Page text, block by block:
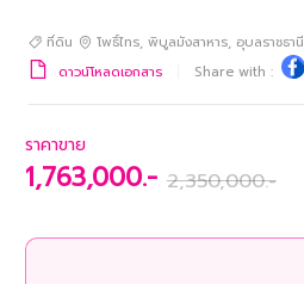
ที่ดิน โพธิ์ไทร, พิบูลมังสาหาร, อุบลราชธานี
ดาวน์โหลดเอกสาร
Share with :
ราคาขาย
1,763,000.- 2,350,000.-